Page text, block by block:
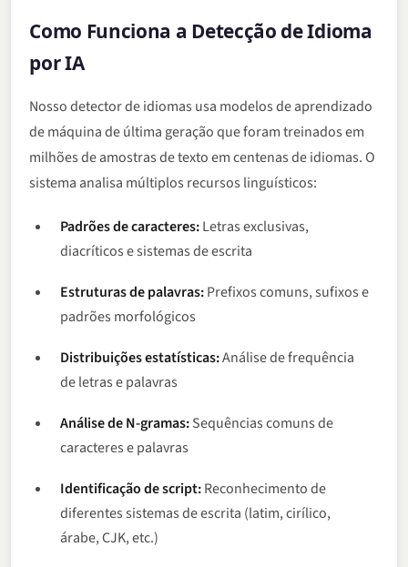
Como Funciona a Detecção de Idioma
por IA
Nosso detector de idiomas usa modelos de aprendizado
de máquina de última geração que foram treinados em
milhões de amostras de texto em centenas de idiomas. O
sistema analisa múltiplos recursos linguísticos:
Padrões de caracteres:Letras exclusivas,
diacríticos e sistemas de escrita
Estruturas de palavras:Prefixos comuns, sufixos e
padrões morfológicos
Distribuições estatísticas:Análise de frequência
de letras e palavras
Análise de N-gramas:Sequências comuns de
caracteres e palavras
Identificação de script:Reconhecimento de
diferentes sistemas de escrita (latim, cirílico,
árabe, CJK, etc.)